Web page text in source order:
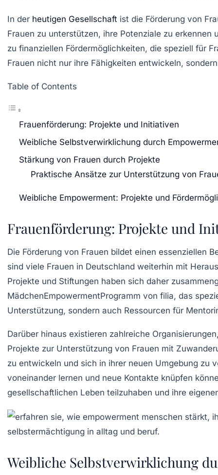
In der heutigen Gesellschaft ist die Förderung von
Frauen zu unterstützen, ihre Potenziale zu
zu finanziellen Fördermöglichkeiten, die speziell für
Frauen nicht nur ihre Fähigkeiten entwickeln,
Table of Contents
Frauenförderung: Projekte und Initiativen
Weibliche Selbstverwirklichung durch
Stärkung von Frauen durch Projekte
Praktische Ansätze zur Unterstützung von
Weibliche Empowerment: Projekte und
Frauenförderung: Projekte und
Die Förderung von Frauen bildet einen essenziellen
sind viele Frauen in Deutschland weiterhin mit
Projekte und Stiftungen haben sich daher
MädchenEmpowermentProgramm von filia, das
Unterstützung, sondern auch Ressourcen für
Darüber hinaus existieren zahlreiche Organisierungen
Projekte zur Unterstützung von Frauen mit
zu entwickeln und sich in ihrer neuen Umgebung zu
voneinander lernen und neue Kontakte knüpfen
gesellschaftlichen Leben teilzuhaben und ihre
Weibliche Selbstverwirklichung